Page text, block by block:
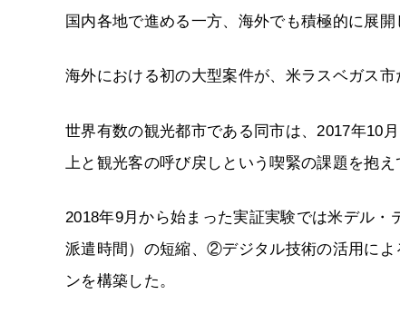
国内各地で進める一方、海外でも積極的に展開
海外における初の大型案件が、米ラスベガス市
世界有数の観光都市である同市は、2017年10
上と観光客の呼び戻しという喫緊の課題を抱え
2018年9月から始まった実証実験では米デル
派遣時間）の短縮、②デジタル技術の活用に
ンを構築した。